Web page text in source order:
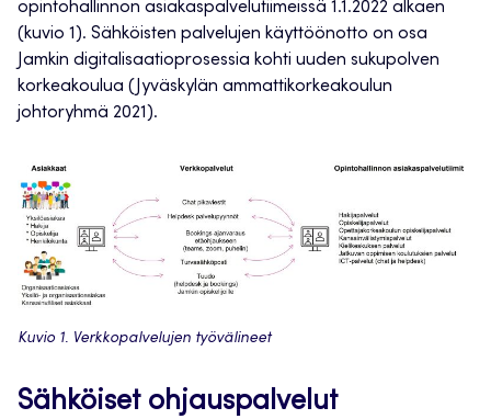
opintohallinnon asiakaspalvelutiimeissä 1.1.2022 alkaen
(kuvio 1). Sähköisten palvelujen käyttöönotto on osa
Jamkin digitalisaatioprosessia kohti uuden sukupolven
korkeakoulua (Jyväskylän ammattikorkeakoulun
johtoryhmä 2021).
Kuvio 1. Verkkopalvelujen työvälineet
Sähköiset ohjauspalvelut